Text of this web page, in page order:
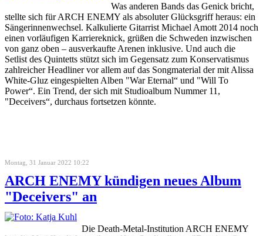
Was anderen Bands das Genick bricht,
stellte sich für ARCH ENEMY als absoluter Glücksgriff heraus: ein
Sängerinnenwechsel. Kalkulierte Gitarrist Michael Amott 2014 noch
einen vorläufigen Karriereknick, grüßen die Schweden inzwischen
von ganz oben – ausverkaufte Arenen inklusive. Und auch die
Setlist des Quintetts stützt sich im Gegensatz zum Konservatismus
zahlreicher Headliner vor allem auf das Songmaterial der mit Alissa
White-Gluz eingespielten Alben "War Eternal“ und "Will To
Power“. Ein Trend, der sich mit Studioalbum Nummer 11,
"Deceivers“, durchaus fortsetzen könnte.
Montag, 31 Januar 2022 10:22
ARCH ENEMY kündigen neues Album
"Deceivers" an
Die Death-Metal-Institution ARCH ENEMY